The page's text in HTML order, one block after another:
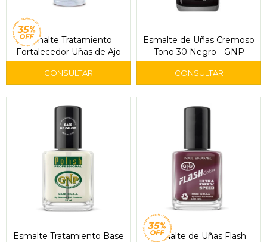
Esmalte Tratamiento
Fortalecedor Uñas de Ajo
Esmalte de Uñas Cremoso
Tono 30 Negro - GNP
Esmalte Tratamiento Base
Esmalte de Uñas Flash